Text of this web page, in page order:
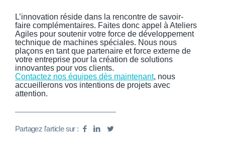
L’innovation réside dans la rencontre de savoir-
faire complémentaires. Faites donc appel à Ateliers
Agiles pour soutenir votre force de développement
technique de machines spéciales. Nous nous
plaçons en tant que partenaire et force externe de
votre entreprise pour la création de solutions
innovantes pour vos clients.
Contactez nos équipes dès maintenant, nous
accueillerons vos intentions de projets avec
attention.
Partagez l'article sur :